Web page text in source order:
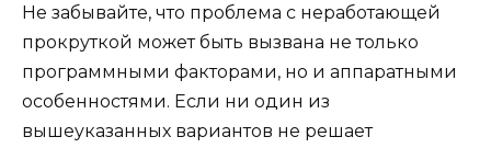
Не забывайте, что проблема с неработающей
прокруткой может быть вызвана не только
программными факторами, но и аппаратными
особенностями. Если ни один из
вышеуказанных вариантов не решает